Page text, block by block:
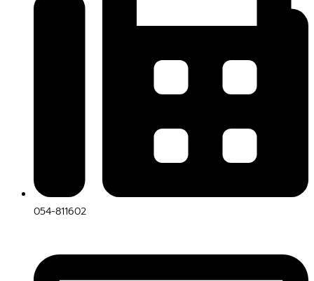
054-811602